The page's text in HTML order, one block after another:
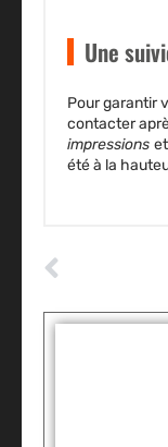
Une
Pour garantir
contacter
impressions
été à la